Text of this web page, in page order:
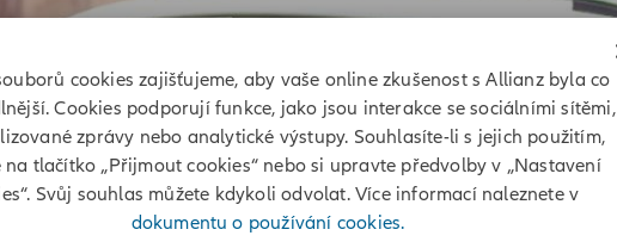
cookies zajišťujeme, aby vaše online zkušenost s Allianz byla co
Cookies podporují funkce, jako jsou interakce se sociálními sítěmi,
zprávy nebo analytické výstupy. Souhlasíte-li s jejich použitím,
na tlačítko „Přijmout cookies“ nebo si upravte předvolby v „Nastavení
Svůj souhlas můžete kdykoli odvolat. Více informací naleznete v
dokumentu o používání cookies.